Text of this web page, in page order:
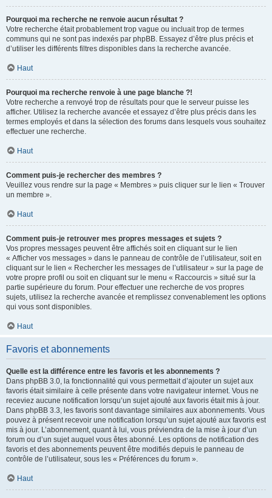
Pourquoi ma recherche ne renvoie aucun résultat ?
Votre recherche était probablement trop vague ou incluait trop de termes
communs qui ne sont pas indexés par phpBB. Essayez d’être plus précis et
d’utiliser les différents filtres disponibles dans la recherche avancée.
Haut
Pourquoi ma recherche renvoie à une page blanche ?!
Votre recherche a renvoyé trop de résultats pour que le serveur puisse les
afficher. Utilisez la recherche avancée et essayez d’être plus précis dans les
termes employés et dans la sélection des forums dans lesquels vous souhaitez
effectuer une recherche.
Haut
Comment puis-je rechercher des membres ?
Veuillez vous rendre sur la page « Membres » puis cliquer sur le lien « Trouver
un membre ».
Haut
Comment puis-je retrouver mes propres messages et sujets ?
Vos propres messages peuvent être affichés soit en cliquant sur le lien
« Afficher vos messages » dans le panneau de contrôle de l’utilisateur, soit en
cliquant sur le lien « Rechercher les messages de l’utilisateur » sur la page de
votre propre profil ou soit en cliquant sur le menu « Raccourcis » situé sur la
partie supérieure du forum. Pour effectuer une recherche de vos propres
sujets, utilisez la recherche avancée et remplissez convenablement les options
qui vous sont disponibles.
Haut
Favoris et abonnements
Quelle est la différence entre les favoris et les abonnements ?
Dans phpBB 3.0, la fonctionnalité qui vous permettait d’ajouter un sujet aux
favoris était similaire à celle présente dans votre navigateur internet. Vous ne
receviez aucune notification lorsqu’un sujet ajouté aux favoris était mis à jour.
Dans phpBB 3.3, les favoris sont davantage similaires aux abonnements. Vous
pouvez à présent recevoir une notification lorsqu’un sujet ajouté aux favoris est
mis à jour. L’abonnement, quant à lui, vous préviendra de la mise à jour d’un
forum ou d’un sujet auquel vous êtes abonné. Les options de notification des
favoris et des abonnements peuvent être modifiés depuis le panneau de
contrôle de l’utilisateur, sous les « Préférences du forum ».
Haut